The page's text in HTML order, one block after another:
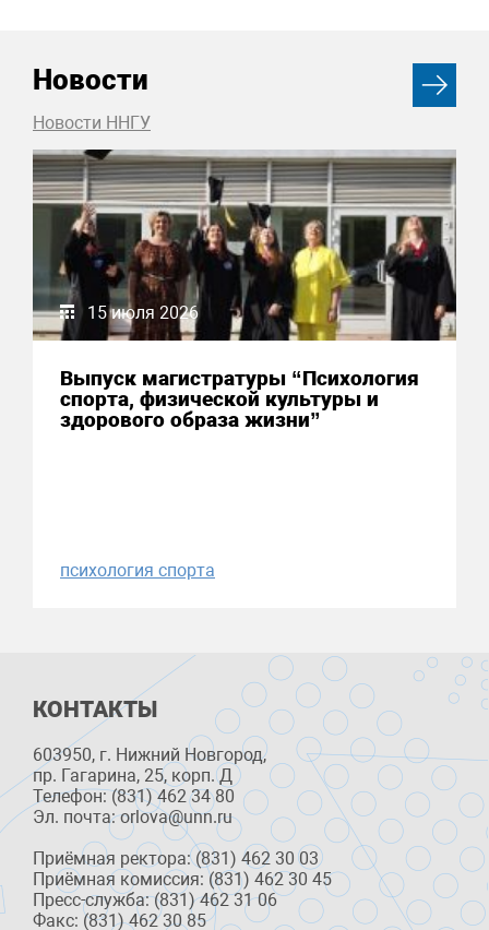
Новости
Новости ННГУ
15 июля 2026
Выпуск магистратуры “Психология
спорта, физической культуры и
здорового образа жизни”
психология спорта
КОНТАКТЫ
603950, г. Нижний Новгород,
пр. Гагарина, 25, корп. Д
Телефон: (831) 462 34 80
Эл. почта: orlova@unn.ru
Приёмная ректора: (831) 462 30 03
Приёмная комиссия: (831) 462 30 45
Пресс-служба: (831) 462 31 06
Факс: (831) 462 30 85